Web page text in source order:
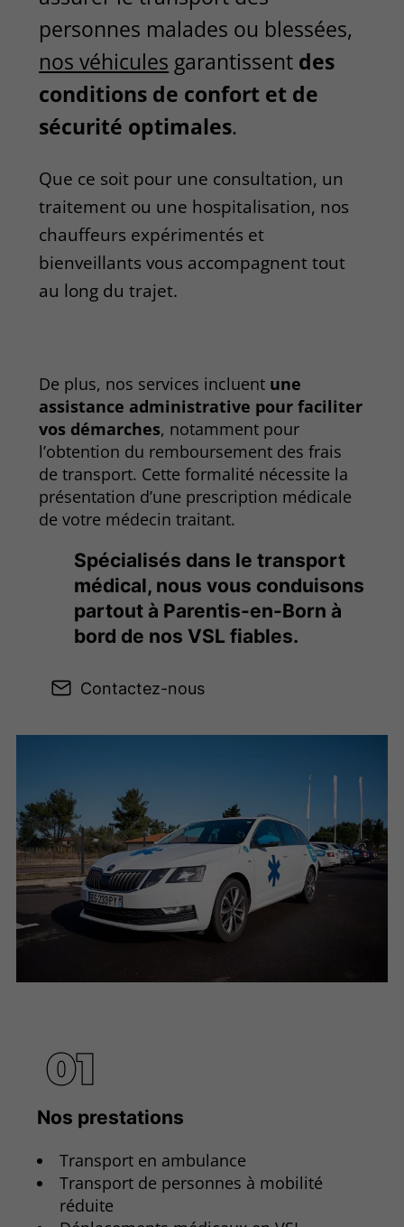
personnes malades ou blessées,
nos véhicules garantissent des
conditions de confort et de
sécurité optimales.
Que ce soit pour une consultation, un
traitement ou une hospitalisation, nos
chauffeurs expérimentés et
bienveillants vous accompagnent tout
au long du trajet.
De plus, nos services incluent une
assistance administrative pour faciliter
vos démarches, notamment pour
l’obtention du remboursement des frais
de transport. Cette formalité nécessite la
présentation d’une prescription médicale
de votre médecin traitant.
Spécialisés dans le transport
médical, nous vous conduisons
partout à Parentis-en-Born à
bord de nos VSL fiables.
Contactez-nous
Nos prestations
Transport en ambulance
Transport de personnes à mobilité
réduite